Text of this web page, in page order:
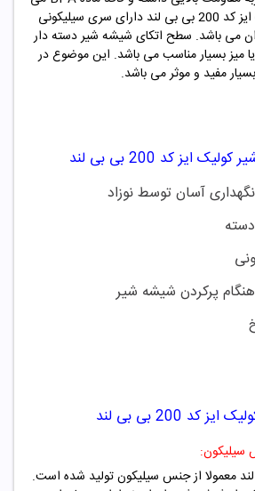
کد 200بی بی لند دارای سری سیلیکونی
می باشد. سطح اتکای شیشه شیر دسته دار
میز بسیار مناسب می باشد. این موضوع در
مفید و موثر می باشد.
ایز کد 200 بی بی لند
آسان توسط نوزاد
پرکردن شیشه شیر
کد 200 بی بی لند
معمولا از جنس سیلیکون تولید شده است.